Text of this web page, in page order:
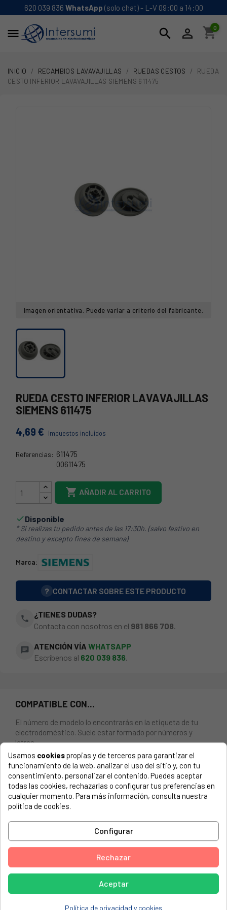
620 039 836 WhatsApp (solo chat) - L-V 09:00 a 14:00
 search  shopping_cart
0
INICIO RECAMBIOS LAVAVAJILLAS RUEDAS CESTOS
RUEDA
CESTO INFERIOR LAVAVAJILLAS SIEMENS 611475
Imagen orientativa. Puede variar a criterio del fabricante.
RUEDA CESTO INFERIOR LAVAVAJILLAS
SIEMENS 611475
4,69 € Impuestos incluidos
Referencias: 611475
00611475
 AÑADIR AL CARRITO
Disponible
* Si realizas tu pedido antes de las 17:30h. (salvo festivo en
destino y excepto fines de semana)
Marca:
? CONTACTAR SOBRE ESTE PRODUCTO
phone
¿TIENES DUDAS?
Contacta con nosotros en el 981 866 708
chat ATENCIÓN VÍA WHATSAPP
Escríbenos al 620 039 836.
COMPATIBLE CON...
El número de modelo lo encontrarás en la etiqueta de tu
electrodoméstico. Suele estar formado por números y
letras.
RUEDA CESTO INFERIOR LAVAVAJILLAS SIEMENS 611475
BALAY, 3VF302NA-25
BALAY, 3VS306BP-35
BOSCH, SMS40D12EU-09
BOSCH, SMS41D08EU-18
Usamos cookiespropias y de terceros para garantizar el
funcionamiento de la web, analizar el uso del sitio y, con tu
consentimiento, personalizar el contenido. Puedes aceptar
todas las cookies, rechazarlas o configurar tus preferencias en
cualquier momento. Para más información, consulta nuestra
política de cookies.
Configurar
Rechazar
Aceptar
Política de privacidad y cookies